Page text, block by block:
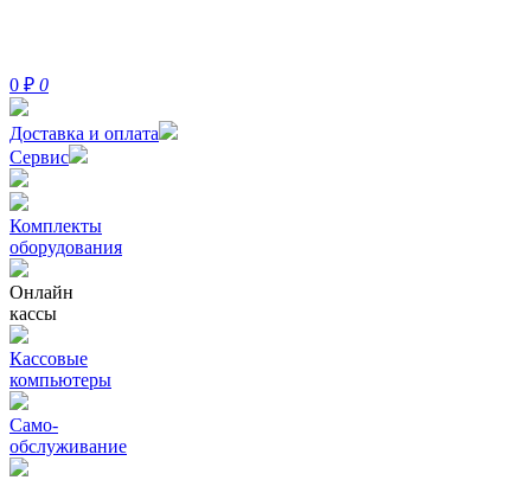
0 ₽ 0
Доставка и оплата
Сервис
Комплекты
оборудования
Онлайн
кассы
Кассовые
компьютеры
Само-
обслуживание